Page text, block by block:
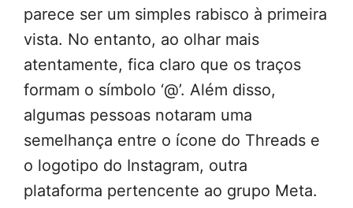
parece ser um simples rabisco à primeira
vista. No entanto, ao olhar mais
atentamente, fica claro que os traços
formam o símbolo ‘@’. Além disso,
algumas pessoas notaram uma
semelhança entre o ícone do Threads e
o logotipo do Instagram, outra
plataforma pertencente ao grupo Meta.